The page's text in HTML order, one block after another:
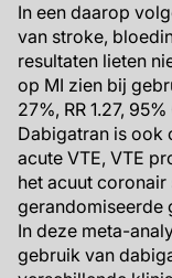
In een daarop
van stroke,
resultaten lieten
op MI zien bij
27%, RR 1.27,
Dabigatran is ook
acute VTE, VTE
het acuut
gerandomiseerde
In deze meta-
gebruik van